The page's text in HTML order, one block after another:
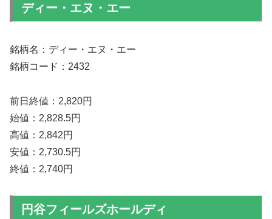
ディー・エヌ・エー
銘柄名：ディー・エヌ・エー
銘柄コード：2432
前日終値：2,820円
始値：2,828.5円
高値：2,842円
安値：2,730.5円
終値：2,740円
円谷フィールズホールディ